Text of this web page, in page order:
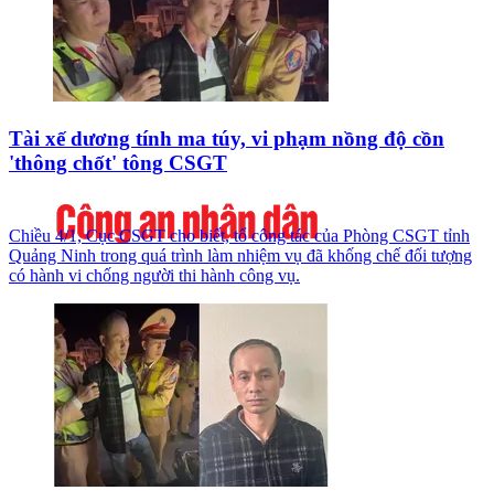
Tài xế dương tính ma túy, vi phạm nồng độ cồn
'thông chốt' tông CSGT
Chiều 4/1, Cục CSGT cho biết, tổ công tác của Phòng CSGT tỉnh
Quảng Ninh trong quá trình làm nhiệm vụ đã khống chế đối tượng
có hành vi chống người thi hành công vụ.